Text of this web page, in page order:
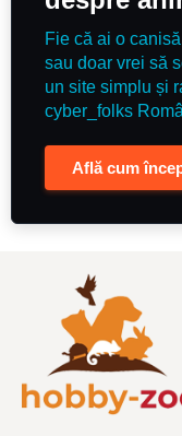
Fie că ai o
sau doar vrei să
un site simplu și
cyber_folks
Află cum